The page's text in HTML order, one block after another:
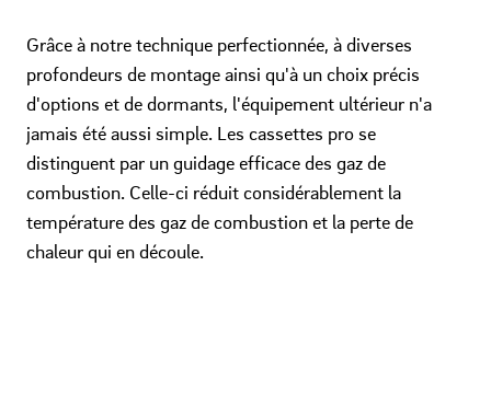
Grâce à notre technique perfectionnée, à diverses
profondeurs de montage ainsi qu'à un choix précis
d'options et de dormants, l'équipement ultérieur n'a
jamais été aussi simple. Les cassettes pro se
distinguent par un guidage efficace des gaz de
combustion. Celle-ci réduit considérablement la
température des gaz de combustion et la perte de
chaleur qui en découle.